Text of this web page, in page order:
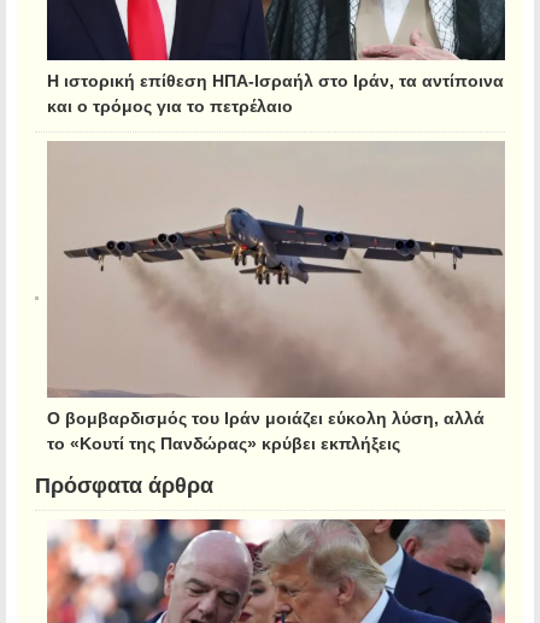
Η ιστορική επίθεση ΗΠΑ-Ισραήλ στο Ιράν, τα αντίποινα
και ο τρόμος για το πετρέλαιο
Ο βομβαρδισμός του Ιράν μοιάζει εύκολη λύση, αλλά
το «Κουτί της Πανδώρας» κρύβει εκπλήξεις
Πρόσφατα άρθρα